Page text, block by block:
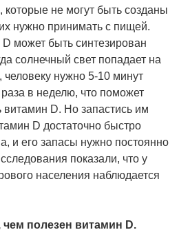
которые не могут быть созданы
нужно принимать с пищей.
может быть синтезирован
солнечный свет попадает на
нужно 5-10 минут
в неделю, что поможет
витамин D. Но запастись им
D достаточно быстро
и его запасы нужно постоянно
показали, что у
населения наблюдается
полезен витамин D.